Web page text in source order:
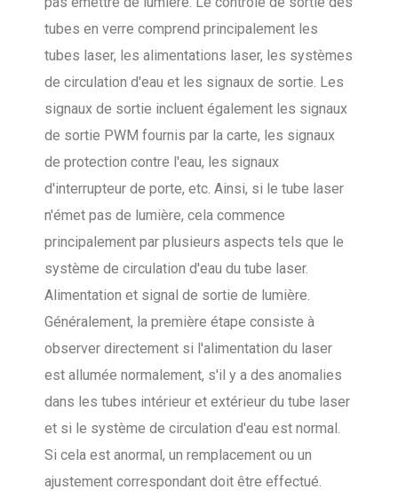
tubes en verre comprend principalement les
tubes laser, les alimentations laser, les systèmes
de circulation d'eau et les signaux de sortie. Les
signaux de sortie incluent également les signaux
de sortie PWM fournis par la carte, les signaux
de protection contre l'eau, les signaux
d'interrupteur de porte, etc. Ainsi, si le tube laser
n'émet pas de lumière, cela commence
principalement par plusieurs aspects tels que le
système de circulation d'eau du tube laser.
Alimentation et signal de sortie de lumière.
Généralement, la première étape consiste à
observer directement si l'alimentation du laser
est allumée normalement, s'il y a des anomalies
dans les tubes intérieur et extérieur du tube laser
et si le système de circulation d'eau est normal.
Si cela est anormal, un remplacement ou un
ajustement correspondant doit être effectué.